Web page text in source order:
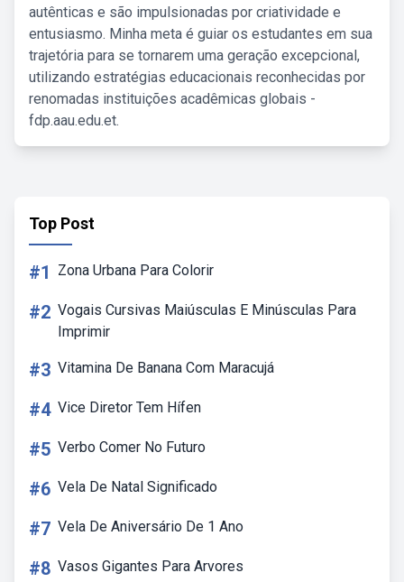
autênticas e são impulsionadas por criatividade e
entusiasmo. Minha meta é guiar os estudantes em sua
trajetória para se tornarem uma geração excepcional,
utilizando estratégias educacionais reconhecidas por
renomadas instituições acadêmicas globais -
fdp.aau.edu.et.
Top Post
#1 Zona Urbana Para Colorir
#2 Vogais Cursivas Maiúsculas E Minúsculas Para
Imprimir
#3 Vitamina De Banana Com Maracujá
#4 Vice Diretor Tem Hífen
#5 Verbo Comer No Futuro
#6 Vela De Natal Significado
#7 Vela De Aniversário De 1 Ano
#8 Vasos Gigantes Para Arvores